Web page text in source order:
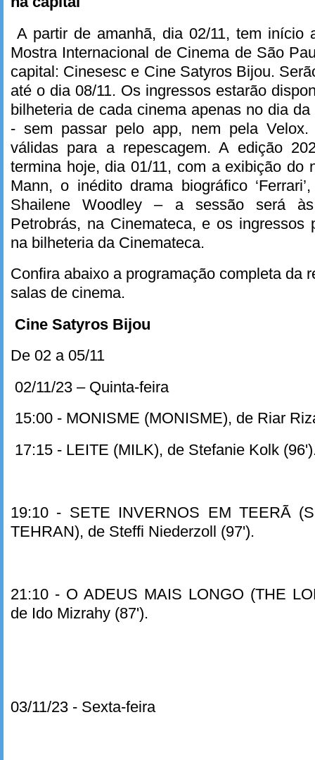
A partir de amanhã, dia 02/11, tem início
Mostra Internacional de Cinema de São
capital: Cinesesc e Cine Satyros Bijou.
até o dia 08/11. Os ingressos estarão
bilheteria de cada cinema apenas no dia
- sem passar pelo app, nem pela Velox.
válidas para a repescagem. A edição
termina hoje, dia 01/11, com a exibição do
Mann, o inédito drama biográfico
Shailene Woodley – a sessão será
Petrobrás, na Cinemateca, e os ingressos
na bilheteria da Cinemateca.
Confira abaixo a programação completa da
salas de cinema.
Cine Satyros Bijou
De 02 a 05/11
02/11/23 – Quinta-feira
15:00 - MONISME (MONISME), de Riar
17:15 - LEITE (MILK), de Stefanie Kolk
19:10 - SETE INVERNOS EM TEERÃ
TEHRAN), de Steffi Niederzoll (97').
21:10 - O ADEUS MAIS LONGO (THE
de Ido Mizrahy (87').
03/11/23 - Sexta-feira